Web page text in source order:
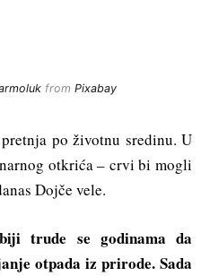
from Pixabay
po životnu sredinu. U
otkrića – crvi bi mogli
Dojče vele.
trude se godinama da
otpada iz prirode. Sada